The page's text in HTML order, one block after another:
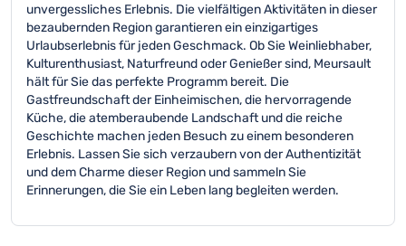
unvergessliches Erlebnis. Die vielfältigen Aktivitäten in dieser
bezaubernden Region garantieren ein einzigartiges
Urlaubserlebnis für jeden Geschmack. Ob Sie Weinliebhaber,
Kulturenthusiast, Naturfreund oder Genießer sind, Meursault
hält für Sie das perfekte Programm bereit. Die
Gastfreundschaft der Einheimischen, die hervorragende
Küche, die atemberaubende Landschaft und die reiche
Geschichte machen jeden Besuch zu einem besonderen
Erlebnis. Lassen Sie sich verzaubern von der Authentizität
und dem Charme dieser Region und sammeln Sie
Erinnerungen, die Sie ein Leben lang begleiten werden.